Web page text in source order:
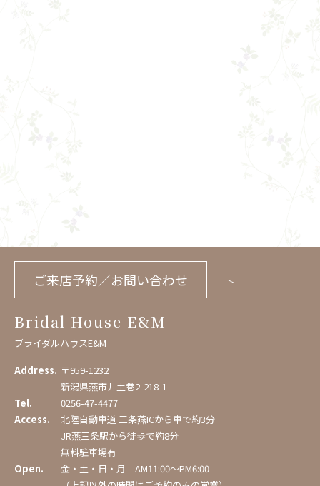
ご来店予約／お問い合わせ
Bridal House E&M
ブライダルハウスE&M
Address. 〒959-1232
新潟県燕市井土巻2-218-1
Tel.
0256-47-4477
Access.
北陸自動車道 三条燕ICから車で約3分
JR燕三条駅から徒歩で約8分
無料駐車場有
Open.
金・土・日・月 AM11:00〜PM6:00